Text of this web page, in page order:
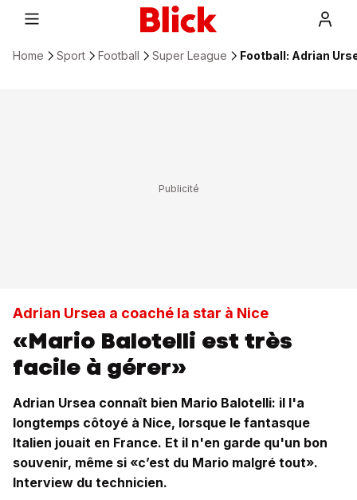
Home Sport Football Super League Football: Adrian
Adrian Ursea a coaché la star à Nice
«Mario Balotelli est très
facile à gérer»
Adrian Ursea connaît bien Mario Balotelli: il l'a
longtemps côtoyé à Nice, lorsque le fantasque
Italien jouait en France. Et il n'en garde qu'un bon
souvenir, même si «c’est du Mario malgré tout».
Interview du technicien.